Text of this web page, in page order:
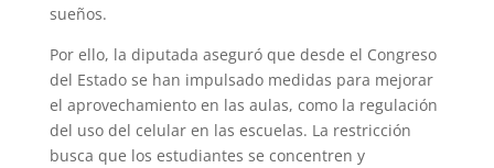
sueños.
Por ello, la diputada aseguró que desde el Congreso
del Estado se han impulsado medidas para mejorar
el aprovechamiento en las aulas, como la regulación
del uso del celular en las escuelas. La restricción
busca que los estudiantes se concentren y